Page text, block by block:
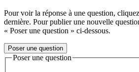
Pour voir la réponse à une question,
dernière. Pour publier une nouvelle
« Poser une question » ci-dessous.
Poser une question
Poser une question